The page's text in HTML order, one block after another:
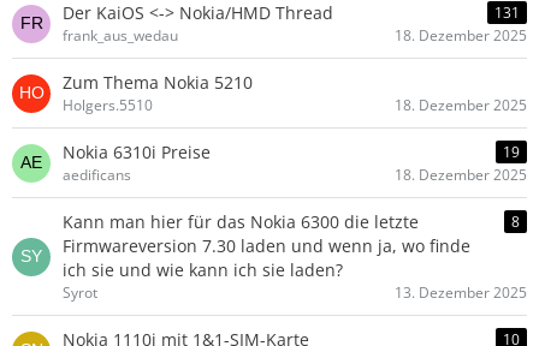
Der KaiOS <-> Nokia/HMD Thread
131
frank_aus_wedau
18. Dezember 2025
Zum Thema Nokia 5210
Holgers.5510 18. Dezember 2025
Nokia 6310i Preise
19
aedificans
18. Dezember 2025
Kann man hier für das Nokia 6300 die letzte
Firmwareversion 7.30 laden und wenn ja, wo finde
ich sie und wie kann ich sie laden?
8
Syrot 13. Dezember 2025
Nokia 1110i mit 1&1-SIM-Karte 10